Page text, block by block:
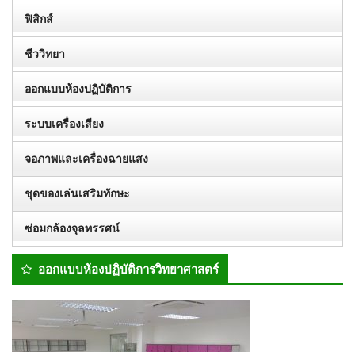
ฟิสิกส์
ชีววิทยา
ออกแบบห้องปฏิบัติการ
ระบบเครื่องเสียง
จอภาพและเครื่องฉายแสง
ชุดของเล่นเสริมทักษะ
ซ่อมกล้องจุลทรรศน์
ออกแบบห้องปฏิบัติการวิทยาศาสตร์